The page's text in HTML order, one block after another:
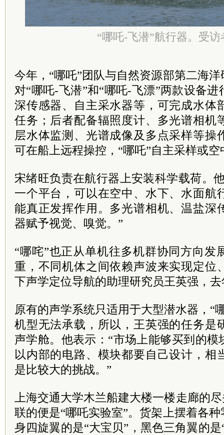
“哪吒-飞潜”航行器。受访
今年，“哪吒”团队与自然资源部第二海
对“哪吒-飞潜”和“哪吒-飞漂”两款设备
深传感器、自主采水器等，可完成水体
任务；后者配备辐照度计、多光谱相机
层水体监测、光谱成像及多点采样等操
可在船上远程操控，“哪吒”自主采样或
宋绪旺负责在航行器上安装科学载荷。
一个平台，可以在空中、水下、水面航
能真正发挥作用。多光谱相机、温盐深
器赋予视觉、嗅觉。”
“哪咤”也正从单机往多机群协同方向发
重，不同机体之间依赖声波来实现定位
下声学定位导航的助理研究员王英强，
原有的声学系统只适用于大型潜水器，“
机型无法承载，所以，王英强的任务是
声学舱。他表示：“市场上能够买到的
以内部的电路、模块都要自己设计，相
是比较大的挑战。”
上海交通大学木兰船建大楼一楼走廊的
联的便是“哪吒实验室”。货架上摆着各
身四旋翼的是“大宝贝”，黑色三角翼的